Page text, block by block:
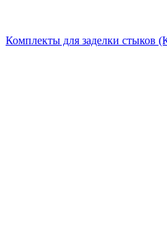
Комплекты для заделки стыков